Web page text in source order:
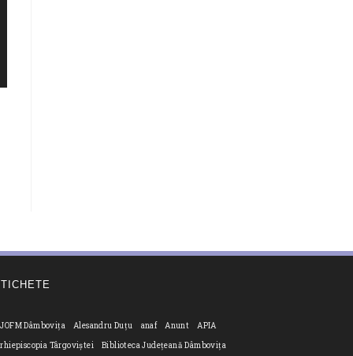
Dâmbovița Alesandru Duțu anaf Anunt
APIA
Târgoviștei
Biblioteca Județeană Dâmbovița